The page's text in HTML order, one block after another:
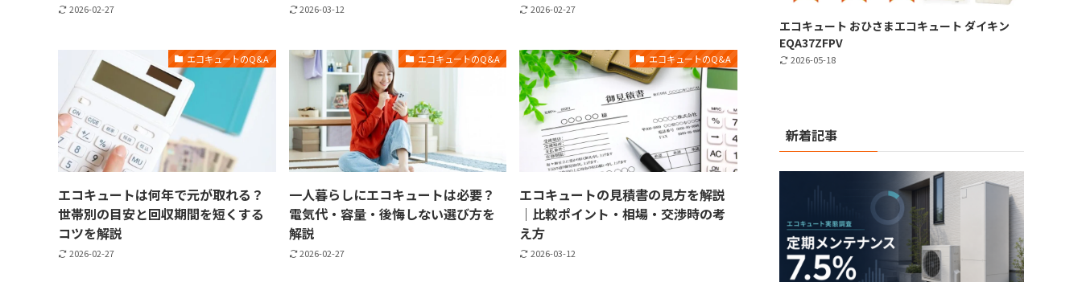
2026-02-27 2026-03-12 2026-02-27
エコキュートのQ&A
エコキュートは何年で元が取れる？
世帯別の目安と回収期間を短くする
コツを解説
2026-02-27
エコキュートのQ&A
一人暮らしにエコキュートは必要？
電気代・容量・後悔しない選び方を
解説
2026-02-27
エコキュートのQ&A
エコキュートの見積書の見方を解説
｜比較ポイント・相場・交渉時の考
え方
2026-03-12
エコキュート おひさまエコキュート ダイキン
EQA37ZFPV
2026-05-18
新着記事